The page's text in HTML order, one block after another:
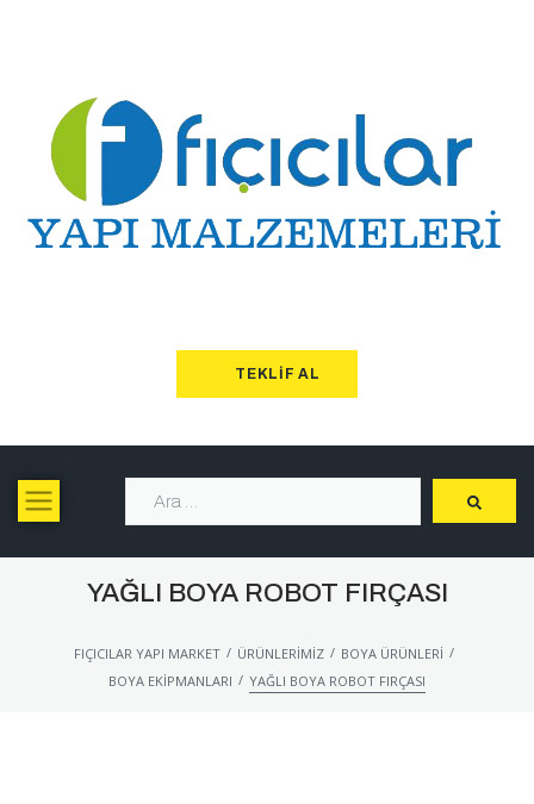
TEKLIF AL
YAĞLI BOYA ROBOT FIRÇASI
FIÇICILAR YAPI MARKET / ÜRÜNLERIMIZ / BOYA ÜRÜNLERI /
BOYA EKIPMANLARI / YAĞLI BOYA ROBOT FIRÇASI